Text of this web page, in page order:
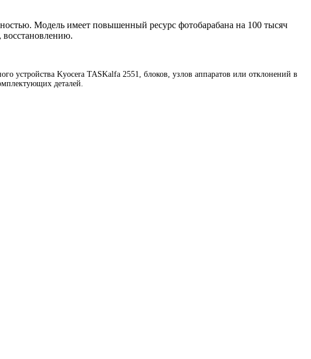
Модель имеет повышенный ресурс фотобарабана на 100 тысяч
устройства Kyocera TASKalfa 2551, блоков, узлов аппаратов или отклонений в
деталей.